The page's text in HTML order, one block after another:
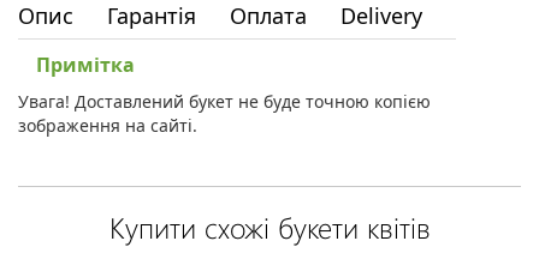
Опис Гарантія Оплата Delivery
Примітка
Увага! Доставлений букет не буде точною копією
зображення на сайті.
Купити схожі букети квітів